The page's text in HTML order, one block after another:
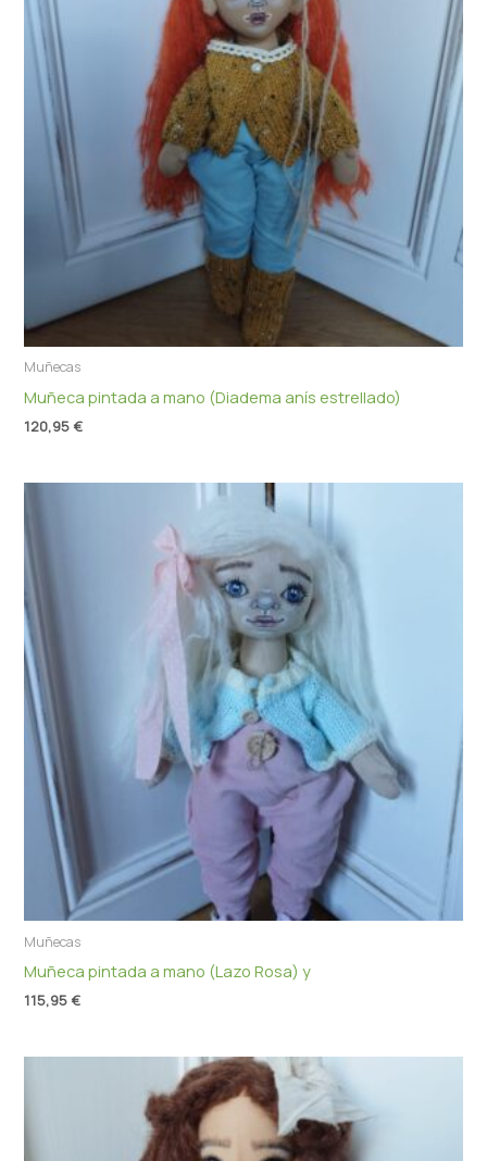
Muñecas
Muñeca pintada a mano (Diadema anís estrellado)
120,95 €
Muñecas
Muñeca pintada a mano (Lazo Rosa) y
115,95 €